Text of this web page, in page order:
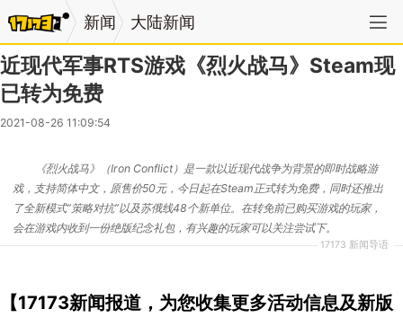
新闻 大陆新闻
近现代军事RTS游戏《烈火战马》Steam现
已转为免费
2021-08-26 11:09:54
17173 新闻导语
《烈火战马》（Iron Conflict）是一款以近现代战争为背景的即时战略游
戏，支持简体中文，原售价50元，今日起在Steam正式转为免费，同时还推出
了全新模式“策略对抗”以及苏俄线48个新单位。在转免前已购买游戏的玩家，
会在游戏内收到一份绝版纪念礼包，有兴趣的玩家可以关注尝试下。
【17173新闻报道，为您收集更多活动信息及新版